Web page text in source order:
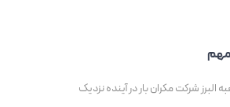
مهم
البرز شرکت مکران بار در آینده نزدیک